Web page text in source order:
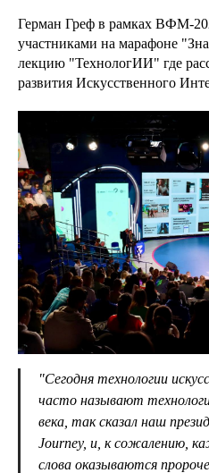
Герман Греф в рамках ВФМ-
участниками на марафоне
лекцию "ТехнологИИ" где
развития Искусственного
"Сегодня технологии
часто называют
века, так сказал наш
Journey, и, к сожалению,
слова оказываются